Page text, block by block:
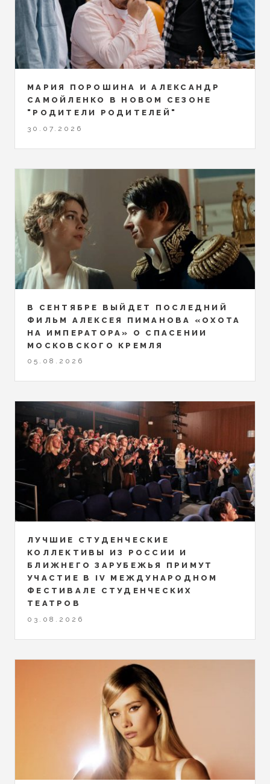
МАРИЯ ПОРОШИНА И АЛЕКСАНДР
САМОЙЛЕНКО В НОВОМ СЕЗОНЕ
"РОДИТЕЛИ РОДИТЕЛЕЙ"
30.07.2026
В СЕНТЯБРЕ ВЫЙДЕТ ПОСЛЕДНИЙ
ФИЛЬМ АЛЕКСЕЯ ПИМАНОВА «ОХОТА
НА ИМПЕРАТОРА» О СПАСЕНИИ
МОСКОВСКОГО КРЕМЛЯ
05.08.2026
ЛУЧШИЕ СТУДЕНЧЕСКИЕ
КОЛЛЕКТИВЫ ИЗ РОССИИ И
БЛИЖНЕГО ЗАРУБЕЖЬЯ ПРИМУТ
УЧАСТИЕ В IV МЕЖДУНАРОДНОМ
ФЕСТИВАЛЕ СТУДЕНЧЕСКИХ
ТЕАТРОВ
03.08.2026